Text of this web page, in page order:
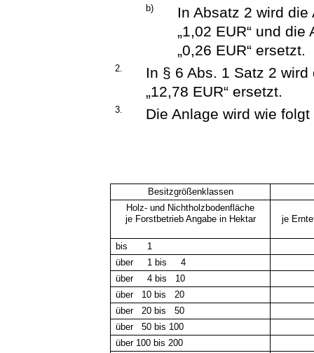
b)
In Absatz 2 wird die
„1,02 EUR“ und die
„0,26 EUR“ ersetzt.
2.
In § 6 Abs. 1 Satz 2 wird
„12,78 EUR“ ersetzt.
3. Die Anlage wird wie
Besitzgrößenklassen
Holz- und Nichtholzbodenfläche
je Forstbetrieb Angabe in Hektar
je
bis 1
über 1 bis 4
über 4 bis 10
über 10 bis 20
über 20 bis 50
über 50 bis 100
über 100 bis 200